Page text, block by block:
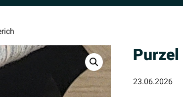
23.06.2026